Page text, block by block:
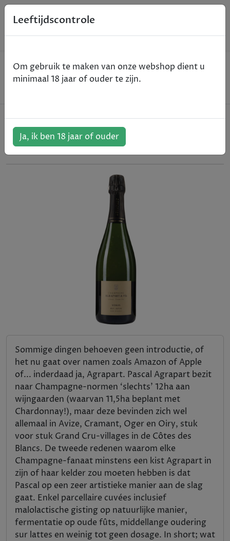
Home
Champagne
Agrapart & Fils - Vénus, Brut Nature - Blanc de
Agrapart & Fils - Vénus, Brut
Nature - Blanc de Blancs - 75cl
ArtikelNummer:412914
Sommige dingen behoeven geen introductie, of
het nu gaat over namen zoals Amazon of Apple
of... inderdaad ja, Agrapart. Pascal Agrapart bezit
naar Champagne-normen ‘slechts’ 12ha aan
wijngaarden (waarvan 11,5ha beplant met
Chardonnay!), maar deze bevinden zich wel
allemaal in Avize, Cramant, Oger en Oiry, stuk
voor stuk Grand Cru-villages in de Côtes des
Blancs. De tweede redenen waarom elke
Champagne-fanaat minstens een kist Agrapart in
zijn of haar kelder zou moeten hebben is dat
Pascal op een zeer artistieke manier aan de slag
gaat. Enkel parcellaire cuvées inclusief
malolactische gisting op natuurlijke manier,
fermentatie op oude fûts, middellange oudering
sur lattes en weinig tot geen dosage. In short; wat
Leeftijdscontrole
Om gebruik te maken van onze webshop dient u
minimaal 18 jaar of ouder te zijn.
Ja, ik ben 18 jaar of ouder